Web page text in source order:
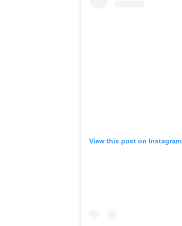
View this post on Instagram